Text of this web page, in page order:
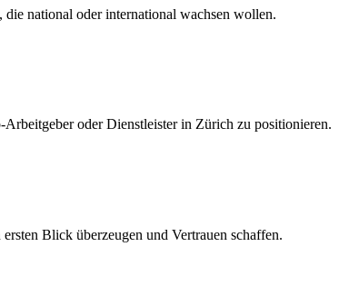
national oder international wachsen wollen.
Arbeitgeber oder Dienstleister in Zürich zu positionieren.
Blick überzeugen und Vertrauen schaffen.